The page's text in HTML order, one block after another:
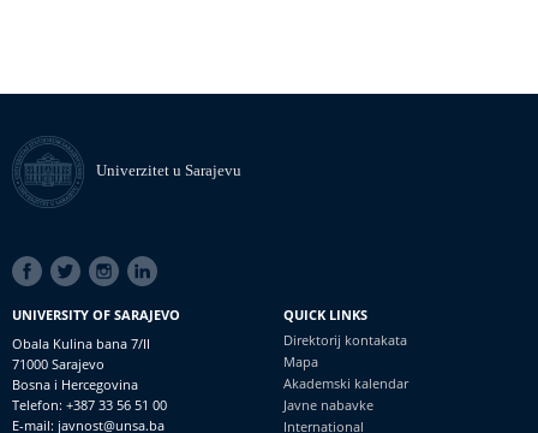
Univerzitet u Sarajevu
SOCIAL
LINKS
UNIVERSITY OF SARAJEVO
Obala Kulina bana 7/II
71000 Sarajevo
Bosna i Hercegovina
Telefon: +387 33 56 51 00
E-mail: javnost@unsa.ba
QUICK LINKS
Direktorij kontakata
Mapa
Akademski kalendar
Javne nabavke
International